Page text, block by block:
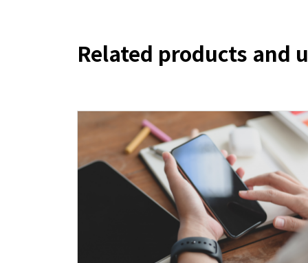
Related products and